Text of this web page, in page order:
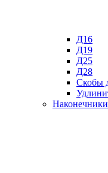
Д16
Д19
Д25
Д28
Скобы
Наконечники